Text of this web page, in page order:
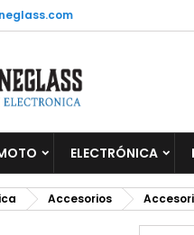
ELECTRÓNICA
Accesorios